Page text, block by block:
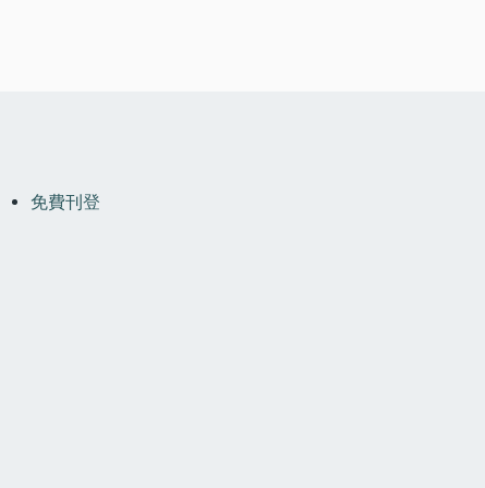
MENU免費刊登